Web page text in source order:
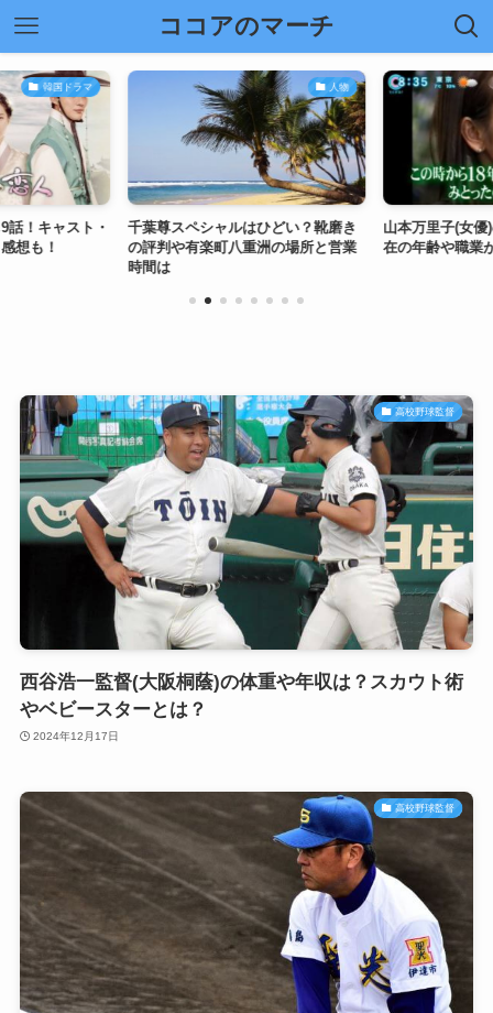
ココアのマーチ
韓国ドラマ
話！キャスト・
想も！
人物
千葉尊スペシャルはひどい？靴磨き
の評判や有楽町八重洲の場所と営業
時間は
山本万里子(女優
在の年齢や職業
高校野球監督
西谷浩一監督(大阪桐蔭)の体重や年収は？スカウト術
やベビースターとは？
2024年12月17日
高校野球監督